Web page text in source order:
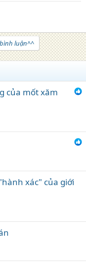
luận^^
của mốt xăm
xác" của giới